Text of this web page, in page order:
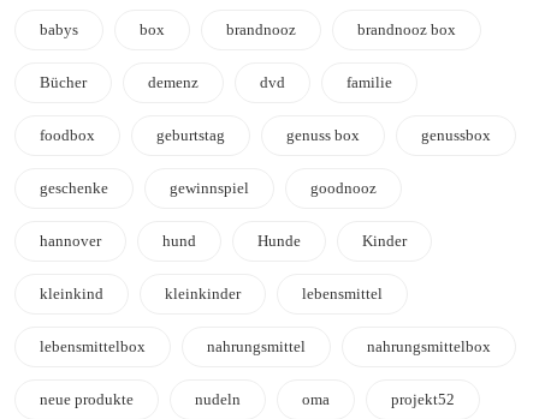
babys box brandnooz brandnooz box
Bücher demenz dvd familie
foodbox geburtstag genuss box genussbox
geschenke gewinnspiel goodnooz
hannover hund Hunde Kinder
kleinkind kleinkinder lebensmittel
lebensmittelbox nahrungsmittel nahrungsmittelbox
neue produkte nudeln oma projekt52